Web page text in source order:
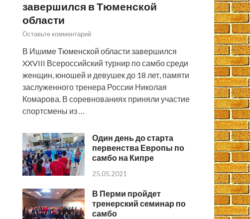
завершился в Тюменской
области
Оставьте комментарий
В Ишиме Тюменской области завершился
XXVIII Всероссийский турнир по самбо среди
женщин, юношей и девушек до 18 лет, памяти
заслуженного тренера России Николая
Комарова. В соревнованиях приняли участие
спортсмены из …
Один день до старта
первенства Европы по
самбо на Кипре
25.05.2021
В Перми пройдет
тренерский семинар по
самбо